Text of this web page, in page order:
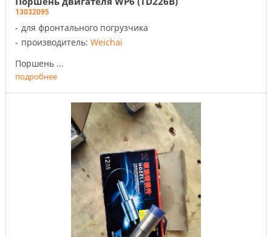
13032095
для фронтального погрузчика
производитель: Weichai
Поршень ...
подробнее